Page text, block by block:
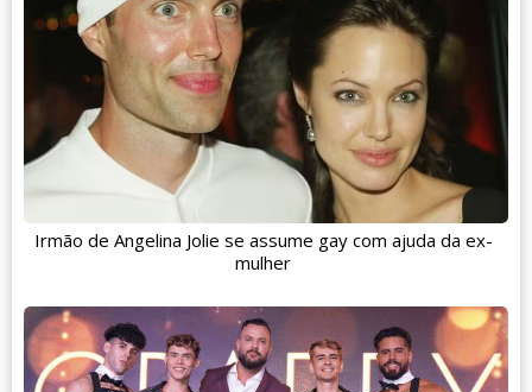
Irmão de Angelina Jolie se assume gay com ajuda da ex-
mulher